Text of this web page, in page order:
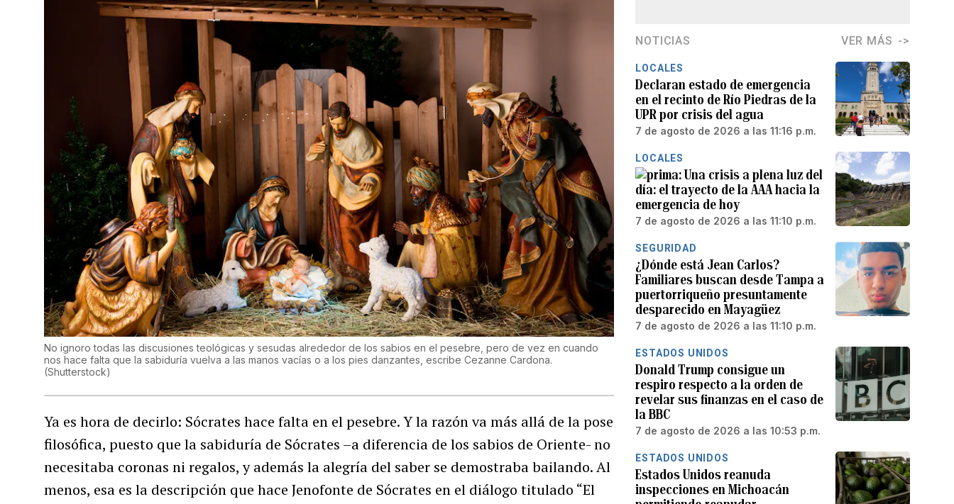
No ignoro todas las discusiones teológicas y sesudas alrededor de los sabios en el pesebre, pero de vez en cuando
nos hace falta que la sabiduría vuelva a las manos vacías o a los pies danzantes, escribe Cezanne Cardona.
(Shutterstock)
Ya es hora de decirlo: Sócrates hace falta en el pesebre. Y la razón va más allá de la pose
filosófica, puesto que la sabiduría de Sócrates –a diferencia de los sabios de Oriente- no
necesitaba coronas ni regalos, y además la alegría del saber se demostraba bailando. Al
menos, esa es la descripción que hace Jenofonte de Sócrates en el diálogo titulado “El
NOTICIAS VER MÁS
LOCALES
Declaran estado de emergencia
en el recinto de Río Piedras de la
UPR por crisis del agua
7 de agosto de 2026 a las 11:16 p.m.
LOCALES
Una crisis a plena luz del
día: el trayecto de la AAA hacia la
emergencia de hoy
7 de agosto de 2026 a las 11:10 p.m.
SEGURIDAD
¿Dónde está Jean Carlos?
Familiares buscan desde Tampa a
puertorriqueño presuntamente
desparecido en Mayagüez
7 de agosto de 2026 a las 11:10 p.m.
ESTADOS UNIDOS
Donald Trump consigue un
respiro respecto a la orden de
revelar sus finanzas en el caso de
la BBC
7 de agosto de 2026 a las 10:53 p.m.
ESTADOS UNIDOS
Estados Unidos reanuda
inspecciones en Michoacán